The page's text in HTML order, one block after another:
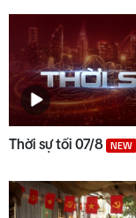
Thời sự tối 07/8 NEW